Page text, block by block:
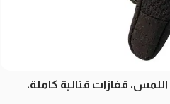
قفازات قتالية كاملة،